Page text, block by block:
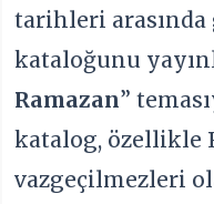
tarihleri
kataloğunu
Ramazan”
katalog, özellikle
vazgeçilmezleri